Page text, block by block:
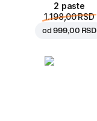
2 paste
1.198,00 RSD
od999,00 RSD